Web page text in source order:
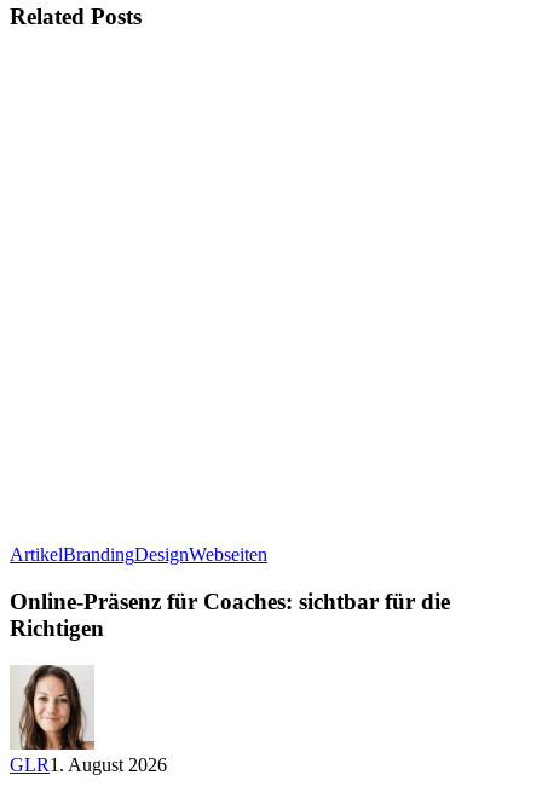
Related Posts
ArtikelBrandingDesignWebseiten
für
Online-Präsenz für Coaches: sichtbar für die
Richtigen
GLR1. August 2026